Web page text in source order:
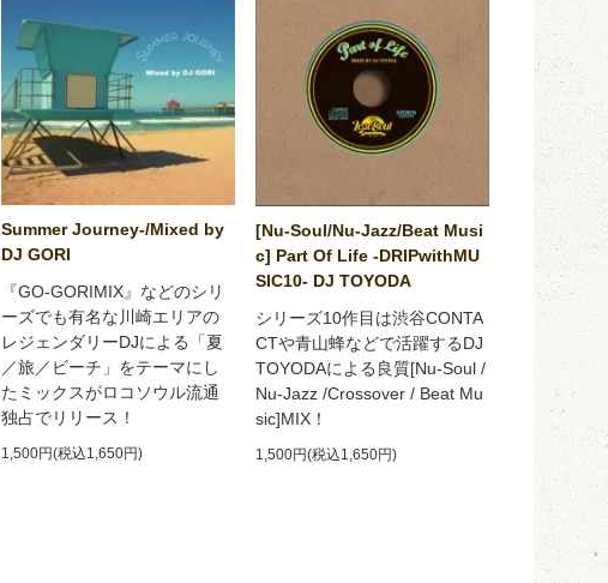
Summer Journey-/Mixed by
DJ GORI
『GO-GORIMIX』などのシリ
ーズでも有名な川崎エリアの
レジェンダリーDJによる「夏
／旅／ビーチ」をテーマにし
たミックスがロコソウル流通
独占でリリース！
1,500円(税込1,650円)
[Nu-Soul/Nu-Jazz/Beat Musi
c] Part Of Life -DRIPwithMU
SIC10- DJ TOYODA
シリーズ10作目は渋谷CONTA
CTや青山蜂などで活躍するDJ
TOYODAによる良質[Nu-Soul /
Nu-Jazz /Crossover / Beat Mu
sic]MIX！
1,500円(税込1,650円)